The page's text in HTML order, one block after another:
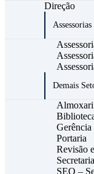
Direção
Assessorias
Demais
Gerência
Portaria
Revisão
SEO –